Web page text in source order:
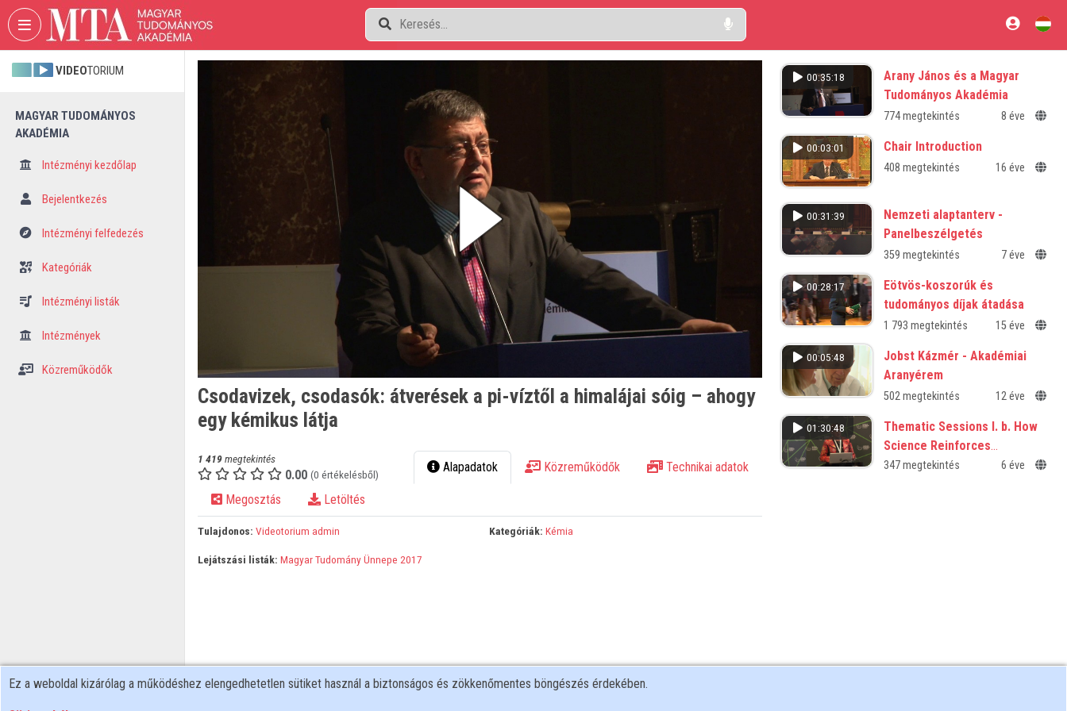
Fejléc kihagyása Menü kihagyása Tartalom kihagyása
VIDEOTORIUM
MAGYAR TUDOMÁNYOS
AKADÉMIA
Intézményi kezdőlap
Bejelentkezés
Intézményi felfedezés
Kategóriák
Intézményi listák
Intézmények
Közreműködők
Csodavizek, csodasók: átverések a pi-víztől a himalájai sóig – ahogy
egy kémikus látja
1 419megtekintés
0.00 (0 értékelésből) Alapadatok Közreműködők Technikai adatok
Megosztás Letöltés
Tulajdonos: Videotorium admin Kategóriák: Kémia
Lejátszási listák: Magyar Tudomány Ünnepe 2017
00:35:18
Arany János és a Magyar
Tudományos Akadémia
774 megtekintés 8 éve
00:03:01 Chair Introduction
408 megtekintés 16 éve
00:31:39
Nemzeti alaptanterv -
Panelbeszélgetés
359 megtekintés 7 éve
00:28:17
Eötvös-koszorúk és
tudományos díjak átadása
1 793 megtekintés 15 éve
00:05:48
Jobst Kázmér - Akadémiai
Aranyérem
502 megtekintés 12 éve
01:30:48
Thematic Sessions I. b. How
Science Reinforces
Democracy through a More
347 megtekintés 6 éve
Ez a weboldal kizárólag a működéshez elengedhetetlen sütiket használ a biztonságos és zökkenőmentes böngészés érdekében.